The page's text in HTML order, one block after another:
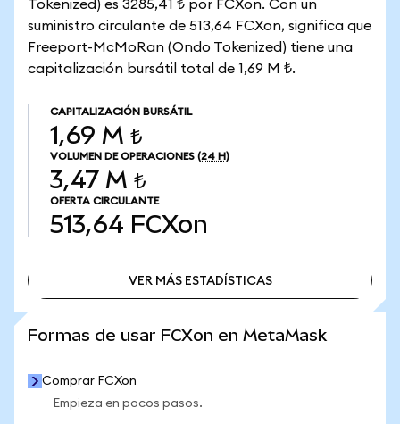
Tokenized) es 3285,41 ₺ por FCXon. Con un
suministro circulante de 513,64 FCXon, significa que
Freeport-McMoRan (Ondo Tokenized) tiene una
capitalización bursátil total de 1,69 M ₺.
CAPITALIZACIÓN BURSÁTIL
1,69 M ₺
VOLUMEN DE OPERACIONES (24 H)
3,47 M ₺
OFERTA CIRCULANTE
513,64 FCXon
VER MÁS ESTADÍSTICAS
Formas de usar FCXon en MetaMask
Comprar FCXon
Empieza en pocos pasos.